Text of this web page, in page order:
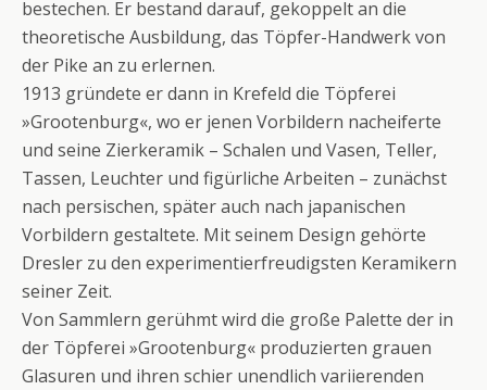
bestechen. Er bestand darauf, gekoppelt an die
theoretische Ausbildung, das Töpfer-Handwerk von
der Pike an zu erlernen.
1913 gründete er dann in Krefeld die Töpferei
»Grootenburg«, wo er jenen Vorbildern nacheiferte
und seine Zierkeramik ­– Schalen und Vasen, Teller,
Tassen, Leuchter und figürliche Arbeiten – zunächst
nach persischen, später auch nach japanischen
Vorbildern gestaltete. Mit seinem Design gehörte
Dresler zu den experimentierfreudigsten Keramikern
seiner Zeit.
Von Sammlern gerühmt wird die große Palette der in
der Töpferei »Grootenburg« produzierten grauen
Glasuren und ihren schier unendlich variierenden